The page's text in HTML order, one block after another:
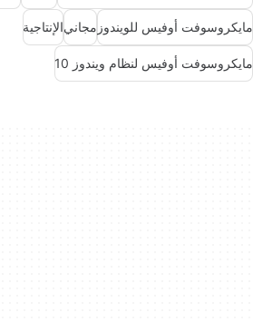
مايكروسوفت أوفيس للويندوز مجانيالإنتاجية
مايكروسوفت أوفيس لنظام ويندوز 10